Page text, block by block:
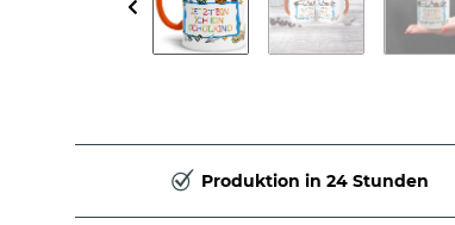
Produktion in 24 Stunden